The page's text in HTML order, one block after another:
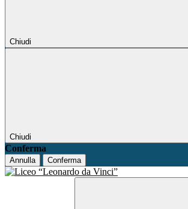
Chiudi
Chiudi
Conferma
Annulla Conferma